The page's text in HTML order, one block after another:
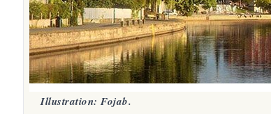
Illustration: Fojab.